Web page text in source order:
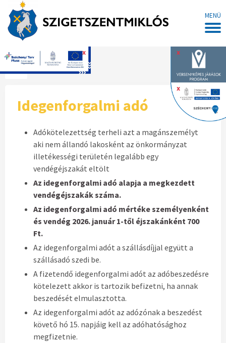
MENÜ
x
x
x
Főoldal
Idegenforgalmi adó
Adókötelezettség terheli azt a magánszemélyt
aki nem állandó lakosként az önkormányzat
illetékességi területén legalább egy
vendégéjszakát eltölt
Az idegenforgalmi adó alapja a megkezdett
vendégéjszakák száma.
Az idegenforgalmi adó mértéke személyenként
és vendég 2026. január 1-től éjszakánként 700
Ft.
Az idegenforgalmi adót a szállásdíjjal együtt a
szállásadó szedi be.
A fizetendő idegenforgalmi adót az adóbeszedésre
kötelezett akkor is tartozik befizetni, ha annak
beszedését elmulasztotta.
Az idegenforgalmi adót az adózónak a beszedést
követő hó 15. napjáig kell az adóhatósághoz
megfizetnie.